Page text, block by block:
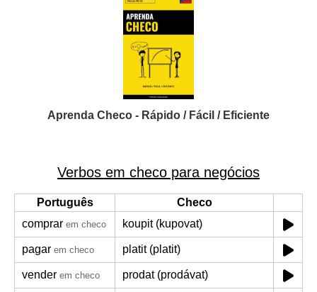
Aprenda Checo - Rápido / Fácil / Eficiente
Verbos em checo para negócios
Português
Checo
comprar em checo koupit (kupovat)
pagar em checo platit (platit)
vender em checo prodat (prodávat)